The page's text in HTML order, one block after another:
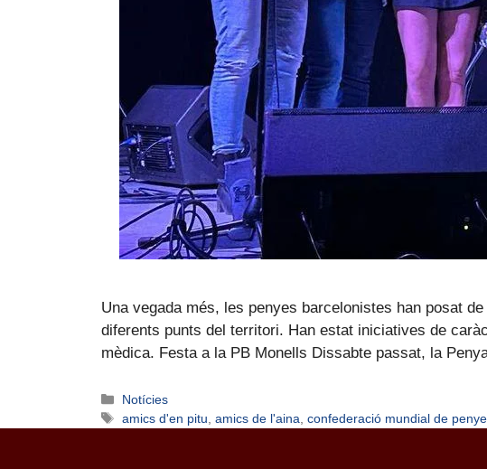
Una vegada més, les penyes barcelonistes han posat
diferents punts del territori. Han estat iniciatives de
mèdica. Festa a la PB Monells Dissabte passat, la
Notícies
amics d'en pitu ,amics de l'aina ,confederació mundial de